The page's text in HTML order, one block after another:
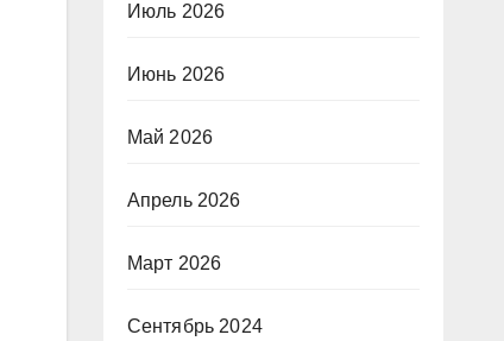
Июль 2026
Июнь 2026
Май 2026
Апрель 2026
Март 2026
Сентябрь 2024